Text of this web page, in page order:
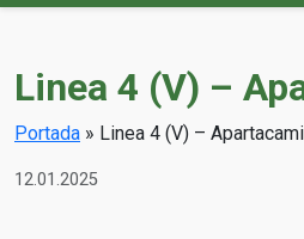
Linea 4 (V) –
Portada » Linea 4 (V) –
12.01.2025